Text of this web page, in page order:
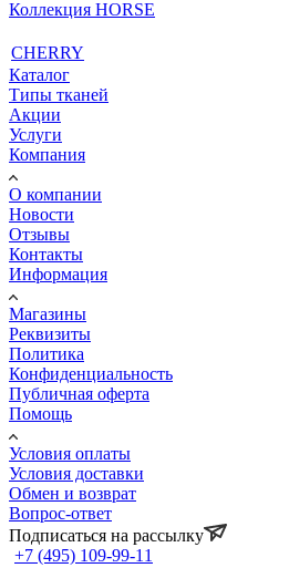
Коллекция HORSE
CHERRY
Каталог
Типы тканей
Акции
Услуги
Компания
О компании
Новости
Отзывы
Контакты
Информация
Магазины
Реквизиты
Политика
Конфиденциальность
Публичная оферта
Помощь
Условия оплаты
Условия доставки
Обмен и возврат
Вопрос-ответ
Подписаться на рассылку
+7 (495) 109-99-11